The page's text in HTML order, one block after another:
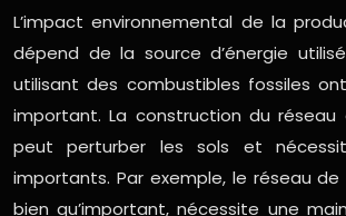
L’impact environnemental de la
dépend de la source d’énergie
utilisant des combustibles fossiles
important. La construction du réseau
peut perturber les sols et
importants. Par exemple, le réseau de
bien qu’important, nécessite une